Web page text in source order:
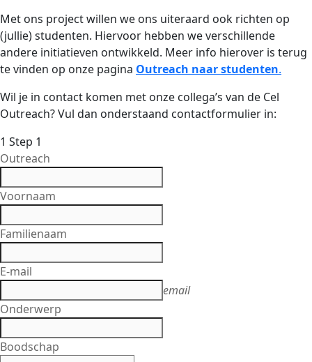
Met ons project willen we ons uiteraard ook richten op
(jullie) studenten. Hiervoor hebben we verschillende
andere initiatieven ontwikkeld. Meer info hierover is terug
te vinden op onze pagina Outreach naar studenten.
Wil je in contact komen met onze collega’s van de Cel
Outreach? Vul dan onderstaand contactformulier in:
1 Step 1
Outreach
Voornaam
Familienaam
E-mail
email
Onderwerp
Boodschap